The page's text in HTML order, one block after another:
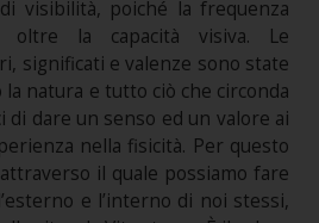
visibilità, poiché la frequenza
la capacità visiva. Le
significati e valenze sono state
natura e tutto ciò che circonda
di dare un senso ed un valore ai
nella fisicità. Per questo
il quale possiamo fare
e l’interno di noi stessi,